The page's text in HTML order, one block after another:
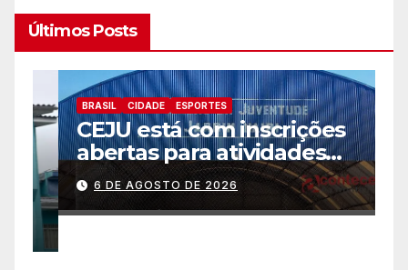
Últimos Posts
BRASIL CIDADE ESPORTES
CEJU está com inscrições
abertas para atividades
gratuitas
6 DE AGOSTO DE 2026